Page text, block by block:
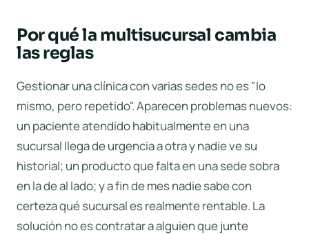
Por qué la multisucursal cambia
las reglas
Gestionar una clínica con varias sedes no es "lo
mismo, pero repetido". Aparecen problemas nuevos:
un paciente atendido habitualmente en una
sucursal llega de urgencia a otra y nadie ve su
historial; un producto que falta en una sede sobra
en la de al lado; y a fin de mes nadie sabe con
certeza qué sucursal es realmente rentable. La
solución no es contratar a alguien que junte